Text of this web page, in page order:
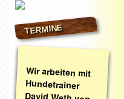
TERMINE
Wir arbeiten mit
Hundetrainer
David Weth von
canis intellectus